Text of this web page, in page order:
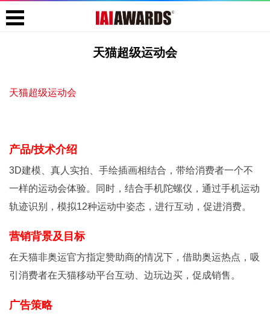
天猫超级运动会
天猫超级运动会
产品/技术介绍
3D建模、真人实拍、手绘插画相结合，带给消费者一个不
一样的运动会体验。同时，结合手机陀螺仪，通过手机运动
轨迹识别，模拟12种运动中姿态，进行互动，促进消费。
营销背景及目标
在天猫非奥运官方指定赞助商的情况下，借助奥运热点，吸
引消费者在天猫移动平台互动、边玩边买，促成销售。
广告策略